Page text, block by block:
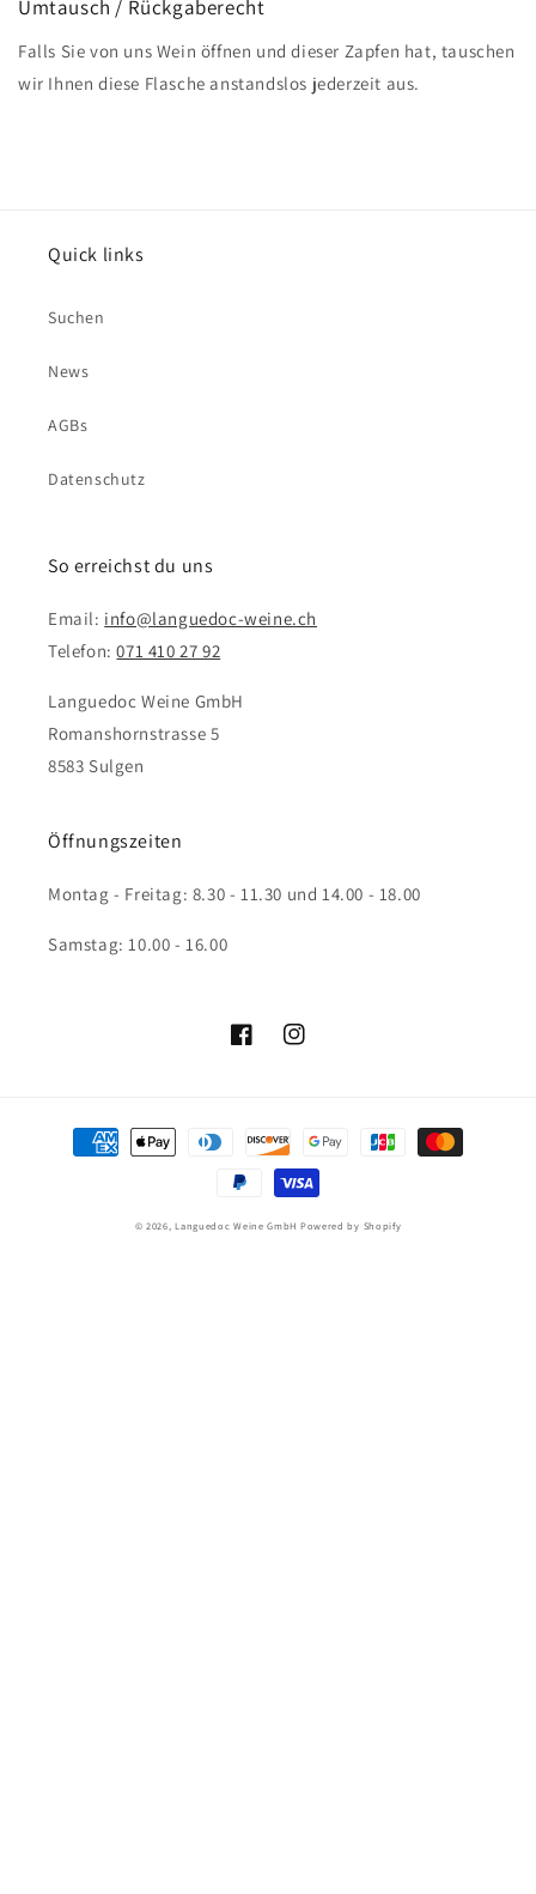
Umtausch / Rückgaberecht
Falls Sie von uns Wein öffnen und dieser Zapfen hat, tauschen
wir Ihnen diese Flasche anstandslos jederzeit aus.
Quick links
Suchen
News
AGBs
Datenschutz
So erreichst du uns
Email: info@languedoc-weine.ch
Telefon:071 410 27 92
Languedoc Weine GmbH
Romanshornstrasse 5
8583 Sulgen
Öffnungszeiten
Montag - Freitag: 8.30 - 11.30 und 14.00 - 18.00
Samstag: 10.00 - 16.00
FacebookInstagram
Zahlungsmethoden
© 2026,Languedoc Weine GmbH Powered by Shopify